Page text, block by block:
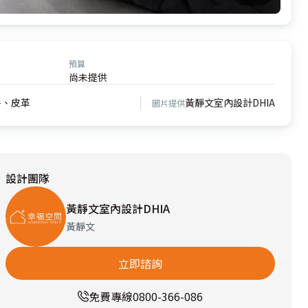
預算
尚未提供
皮革
圖片提供黃靜文室內設計DHIA
設計團隊
黃靜文室內設計DHIA
黃靜文
立即諮詢
免費專線0800-366-086